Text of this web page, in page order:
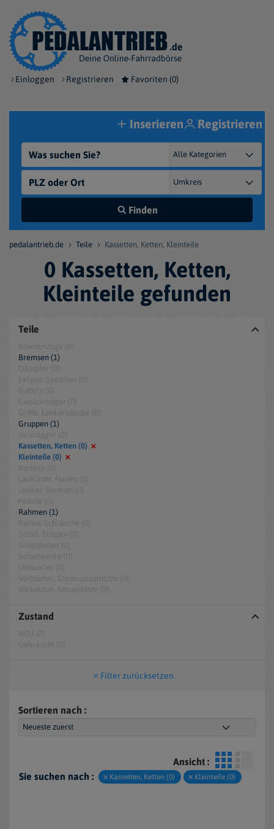
Einloggen Registrieren Favoriten (0)
Finden
Inserieren Registrieren
pedalantrieb.de Teile Kassetten, Ketten, Kleinteile
0 Kassetten, Ketten,
Kleinteile gefunden
Teile
Bremsen (1)
Gruppen (1)
Kassetten, Ketten (0)
Kleinteile (0)
Rahmen (1)
Zustand
Filter zurücksetzen
Sortieren nach :
Ansicht :
Sie suchen nach :
Kassetten, Ketten (0) Kleinteile (0)